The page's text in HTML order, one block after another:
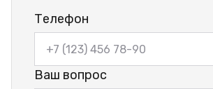
Телефон
Ваш вопрос